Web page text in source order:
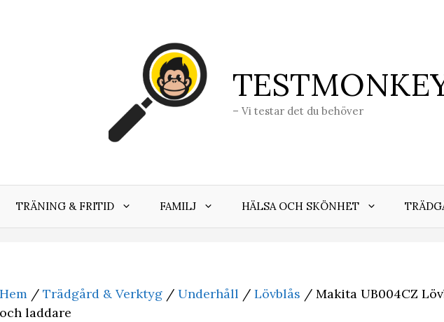
– Vi testar det du behöver
TRÄNING & FRITID FAMILJ HÄLSA OCH SKÖNHET
Hem / Trädgård & Verktyg / Underhåll / Lövblås / Makita UB004CZ
och laddare